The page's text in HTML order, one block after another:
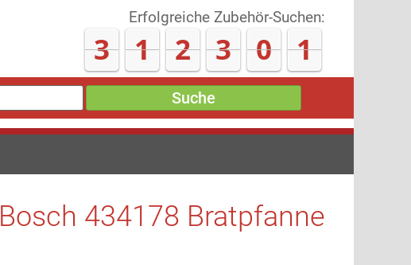
Erfolgreiche Zubehör-Suchen:
3 1 2 3 0 9
Suche
Bosch 434178 Bratpfanne